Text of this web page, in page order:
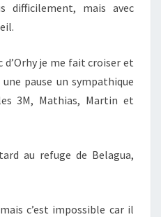
difficilement, mais avec
d’Orhy je me fait croiser et
pause un sympathique
3M, Mathias, Martin et
au refuge de Belagua,
c’est impossible car il